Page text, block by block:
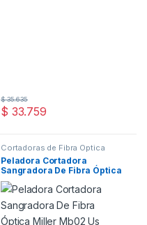
$ 33.759
$35.635
Cortadoras de Fibra Óptica
Peladora Cortadora
Sangradora De Fibra Óptica
Miller Mb02 Us